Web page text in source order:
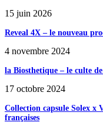
15 juin 2026
Reveal 4X – le nouveau
4 novembre 2024
la Biosthetique – le culte
17 octobre 2024
Collection capsule Solex x
françaises